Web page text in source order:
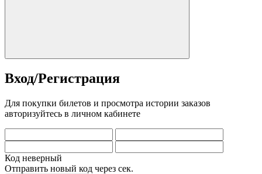
Вход/Регистрация
Для покупки билетов и просмотра истории заказов
авторизуйтесь в личном кабинете
Код неверный
Отправить новый код через сек.